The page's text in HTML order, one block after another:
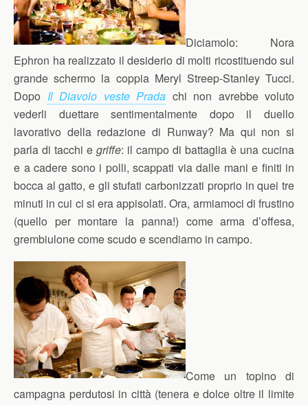
Diciamolo: Nora
Ephron ha realizzato il desiderio di molti ricostituendo sul
grande schermo la coppia Meryl Streep-Stanley Tucci.
Dopo Il Diavolo veste Prada chi non avrebbe voluto
vederli duettare sentimentalmente dopo il duello
lavorativo della redazione di Runway? Ma qui non si
parla di tacchi e griffe: il campo di battaglia è una cucina
e a cadere sono i polli, scappati via dalle mani e finiti in
bocca al gatto, e gli stufati carbonizzati proprio in quei tre
minuti in cui ci si era appisolati. Ora, armiamoci di frustino
(quello per montare la panna!) come arma d’offesa,
grembiulone come scudo e scendiamo in campo.
Come un topino di
campagna perdutosi in città (tenera e dolce oltre il limite